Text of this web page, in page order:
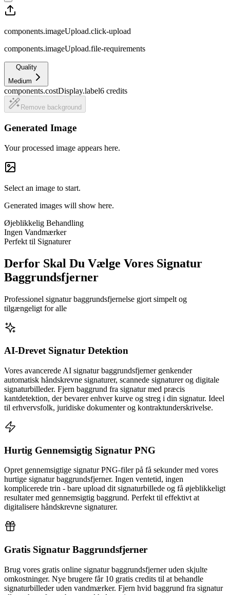
components.imageUpload.click-upload
components.imageUpload.file-requirements
Quality
Medium
components.costDisplay.label6 credits
Remove background
Generated Image
Your processed image appears here.
Select an image to start.
Generated images will show here.
Øjeblikkelig Behandling
Ingen Vandmærker
Perfekt til Signaturer
Derfor Skal Du Vælge Vores Signatur
Baggrundsfjerner
Professionel signatur baggrundsfjernelse gjort simpelt og
tilgængeligt for alle
AI-Drevet Signatur Detektion
Vores avancerede AI signatur baggrundsfjerner genkender
automatisk håndskrevne signaturer, scannede signaturer og digitale
signaturbilleder. Fjern baggrund fra signatur med præcis
kantdetektion, der bevarer enhver kurve og streg i din signatur. Ideel
til erhvervsfolk, juridiske dokumenter og kontraktunderskrivelse.
Hurtig Gennemsigtig Signatur PNG
Opret gennemsigtige signatur PNG-filer på få sekunder med vores
hurtige signatur baggrundsfjerner. Ingen ventetid, ingen
komplicerede trin - bare upload dit signaturbillede og få øjeblikkeligt
resultater med gennemsigtig baggrund. Perfekt til effektivt at
digitalisere håndskrevne signaturer.
Gratis Signatur Baggrundsfjerner
Brug vores gratis online signatur baggrundsfjerner uden skjulte
omkostninger. Nye brugere får 10 gratis credits til at behandle
signaturbilleder uden vandmærker. Fjern hvid baggrund fra signatur